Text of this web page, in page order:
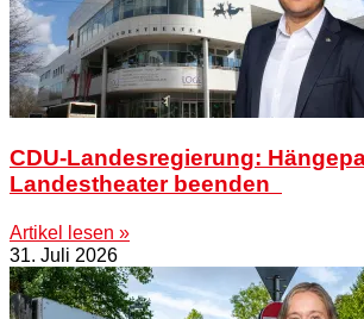
CDU-Landesregierung:
Landestheater beenden
Artikel lesen »
31. Juli 2026